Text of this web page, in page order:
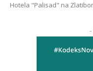
Hotela "Palisad" na
-